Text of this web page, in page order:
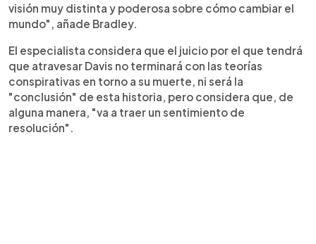
visión muy distinta y poderosa sobre cómo cambiar el
mundo", añade Bradley.
El especialista considera que el juicio por el que tendrá
que atravesar Davis no terminará con las teorías
conspirativas en torno a su muerte, ni será la
"conclusión" de esta historia, pero considera que, de
alguna manera, "va a traer un sentimiento de
resolución".